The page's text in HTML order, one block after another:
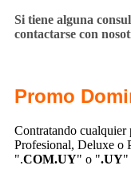
Si tiene alguna
contactarse con
Promo
Contratando
Profesional, Deluxe o
".COM.UY" o ".UY"